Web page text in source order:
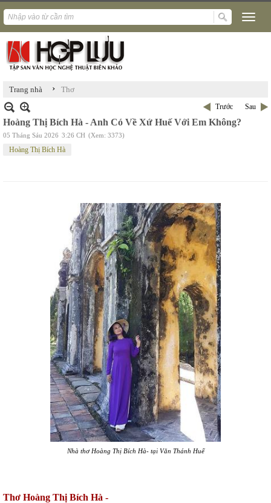
Trang nhà › Thơ
Trước Sau
Hoàng Thị Bích Hà - Anh Có Về Xứ Huế Với Em Không?
05 Tháng Sáu 2026 3:26 CH (Xem: 3373)
Hoàng Thị Bích Hà
Nhà thơ Hoàng Thị Bích Hà- tại Văn Thánh Huế
Thơ Hoàng Thị Bích Hà -